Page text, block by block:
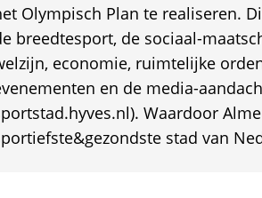
Olympisch Plan te realiseren.
breedtesport, de sociaal-
economie, ruimtelijke
en de media-
Waardoor
stad van